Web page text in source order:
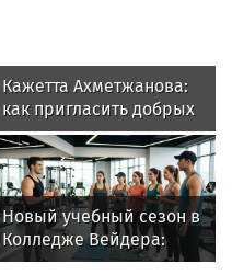
Кажетта Ахметжанова:
как пригласить добрых
духов в новый дом
Новый учебный сезон в
Колледже Вейдера:
стартовали очные